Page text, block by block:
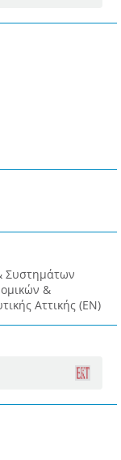
Συστημάτων
&
Αττικής (EN)